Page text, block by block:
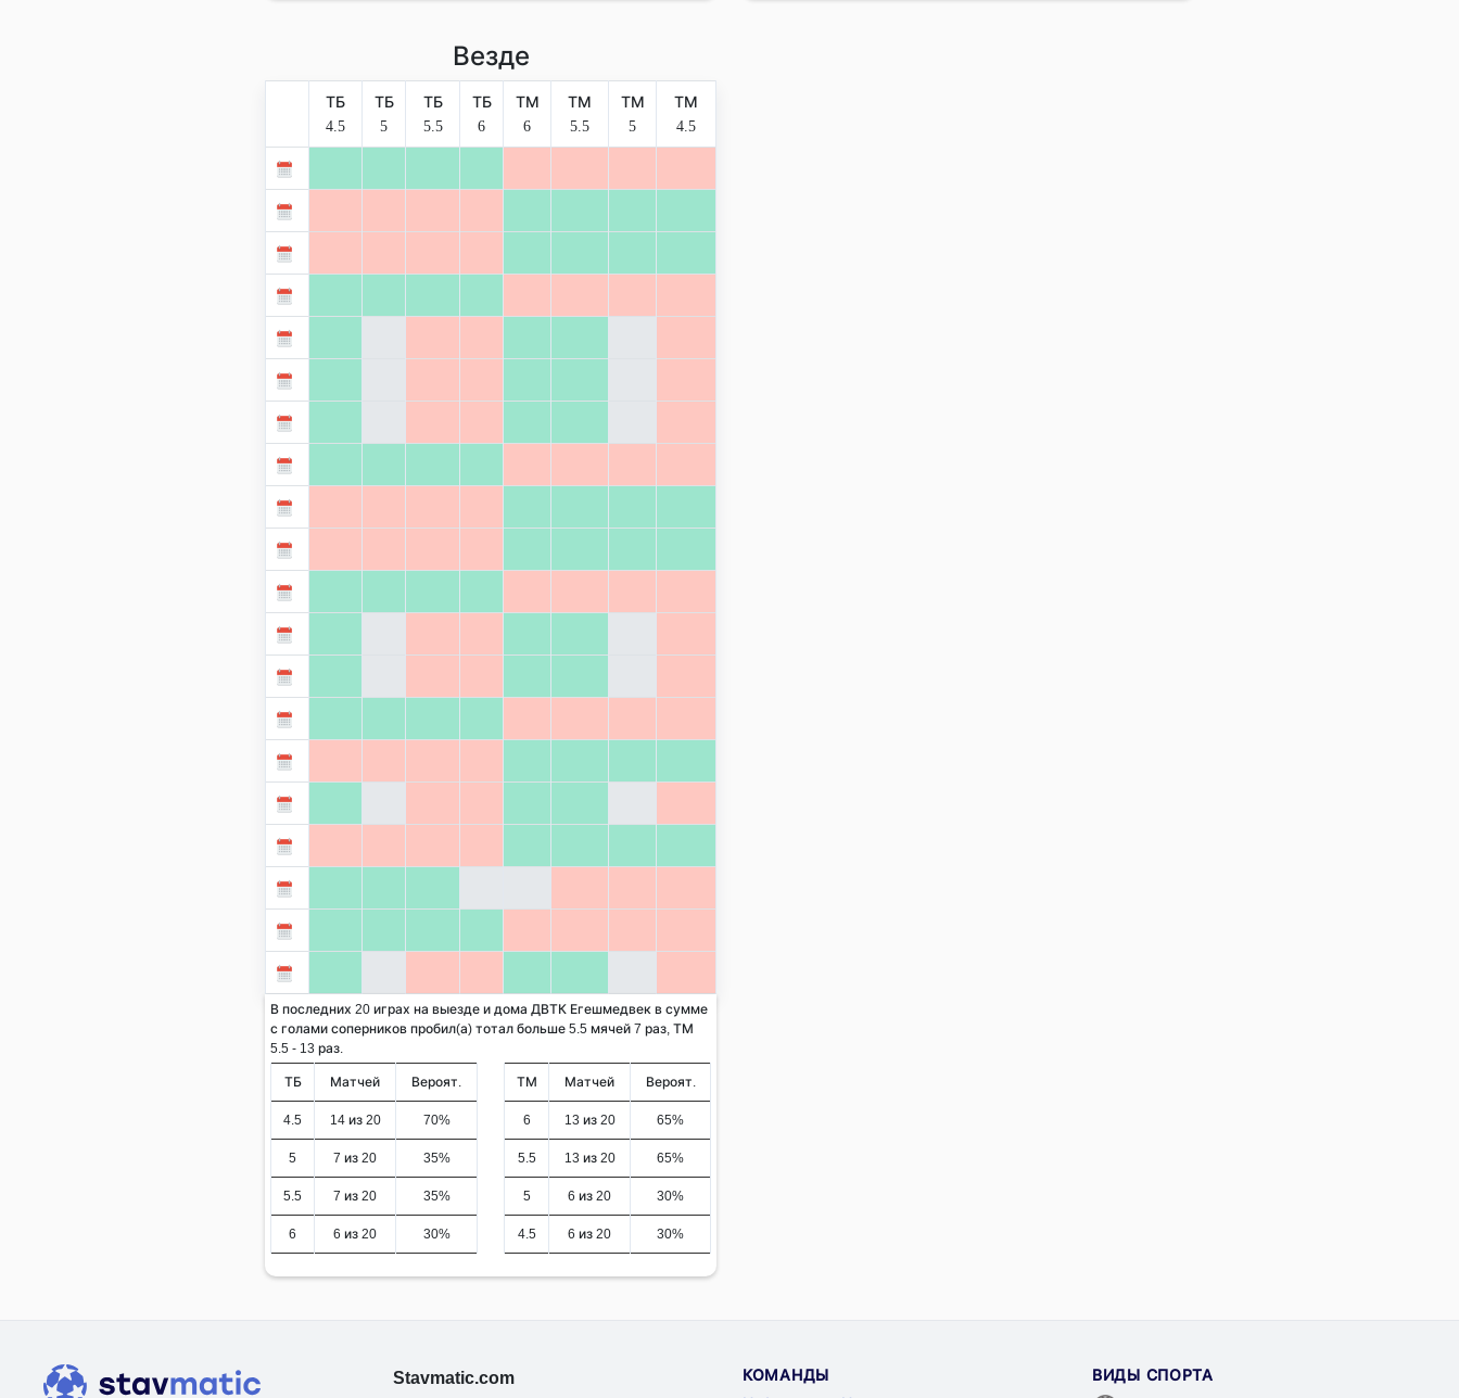
Везде
ТБ
4.5
ТБ
5
ТБ
5.5
ТБ
6
ТМ
6
ТМ
5.5
ТМ
5
ТМ
4.5
В последних 20 играх на выезде и дома ДВТК Егешмедвек в сумме
с голами соперников пробил(а) тотал больше 5.5 мячей 7 раз, ТМ
5.5 - 13 раз.
ТБ Матчей Вероят.
4.5 14 из 20 70%
5 7 из 20 35%
5.5 7 из 20 35%
6 6 из 20 30%
ТМ Матчей Вероят.
6 13 из 20 65%
5.5 13 из 20 65%
5 6 из 20 30%
4.5 6 из 20 30%
Stavmatic.com
КОМАНДЫ
ВИДЫ СПОРТА